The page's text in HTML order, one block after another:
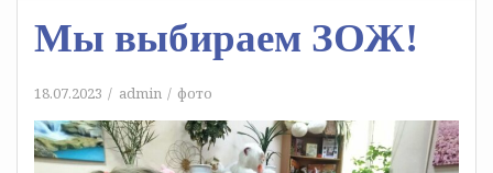
Мы выбираем ЗОЖ!
18.07.2023 admin фото